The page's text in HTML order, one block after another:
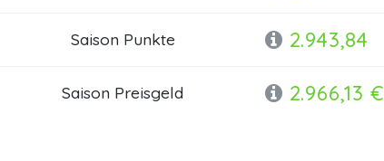
Saison Punkte 2.943,84
Saison Preisgeld 2.966,13 €